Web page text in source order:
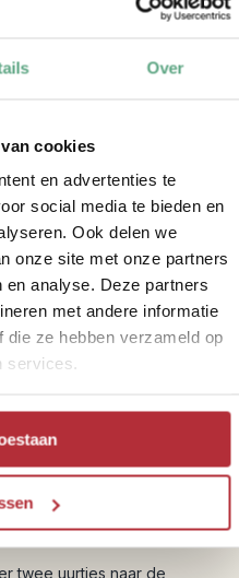
Over
cookies
en advertenties te
social media te bieden en
Ook delen we
onze site met onze partners
analyse. Deze partners
met andere informatie
ze hebben verzameld op
services.
Gora
De rit naar je volgende
zon twee uur. Je kunt
rijd je langs de diepste
Een tussenstop voor wat
te raden. Wel in voor een
de canyon ziplinen. Voel
duizelingwekkende snelheden
Deze excursie kan je zelf ter
ziplines. Kijk ter plaatsje
twee uurtjes naar de